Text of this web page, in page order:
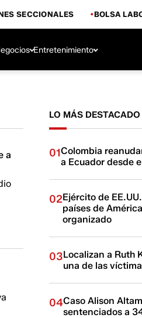
SECCIONALES BOLSA
Entretenimiento
a
LO MÁS
01Colombia
a Ecuador desde
02Ejército de
países de
organizado
03Localizan a Ruth
una de las
04Caso Alison
sentenciados a